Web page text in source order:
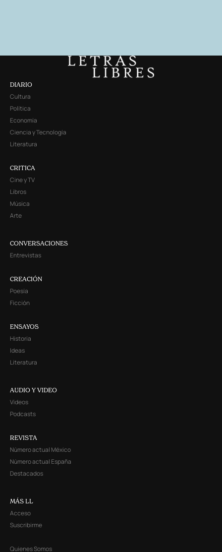
DIARIO
Cultura
Política
Economía
Ciencia y Tecnología
Literatura
CRITICA
Cine y TV
Libros
Música
Arte
CONVERSACIONES
Entrevistas
CREACIÓN
Poesía
Ficción
ENSAYOS
Historia
Ideas
Literatura
AUDIO Y VIDEO
Videos
Podcasts
REVISTA
Número actual México
Número actual España
Destacados
MÁS LL
Acceso
Suscribirme
Quienes Somos